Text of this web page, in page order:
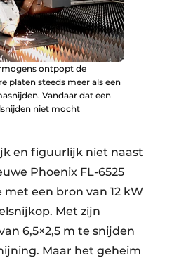
ontpopt de
platen steeds meer als een
Vandaar dat een
niet mocht
en figuurlijk niet naast
Phoenix FL-6525
een bron van 12 kW
Met zijn
6,5×2,5 m te snijden
Maar het geheim